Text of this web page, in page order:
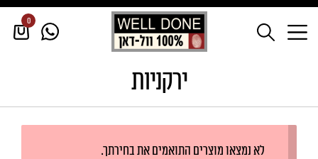
0
/
ירקניות
לא נמצאו מוצרים התואמים את בחירתך.